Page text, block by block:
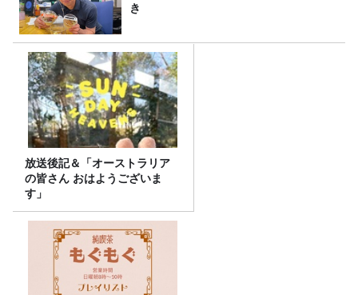
き
放送後記＆「オーストラリア
の皆さん おはようございま
す」